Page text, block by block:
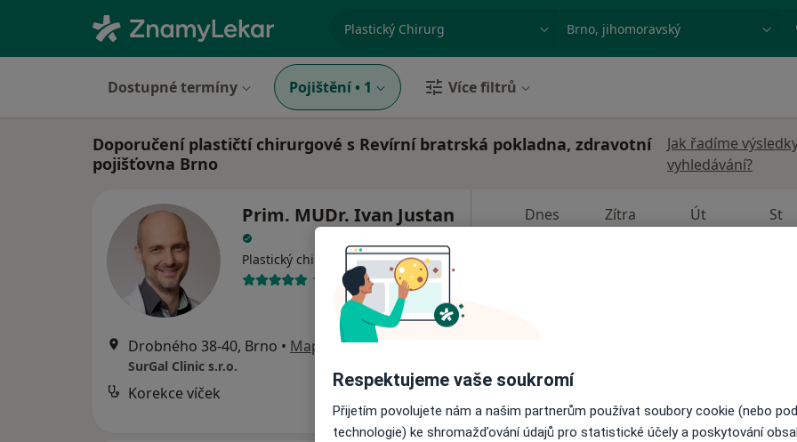
specializace, nemoc nebo příjmení Město nebo region
Dostupné termíny Pojištění • 1 Více filtrů
Doporučení plastičtí chirurgové s Revírní bratrská pokladna, zdravotní
pojišťovna Brno
Jak řadíme
vyhledávání?
Prim. MUDr. Ivan Justan
Plastický chirurg ·Více
15 názorů
Drobného 38-40, Brno • Mapa
SurGal Clinic s.r.o.
Korekce víček od 7 900 kč
Dnes Zítra Út St
Respektujeme vaše soukromí
Přijetím povolujete nám a našim partnerům používat soubory cookie (nebo
technologie) ke shromažďování údajů pro statistické účely a poskytování